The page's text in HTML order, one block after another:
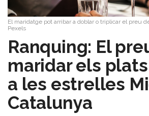
Vi
Turisme
i
Vi
Saber-
ne
més
Vins
El maridatge pot arribar a doblar o triplicar el preu
Pexels
Ranquing: El
maridar els
a les estrelles
Catalunya